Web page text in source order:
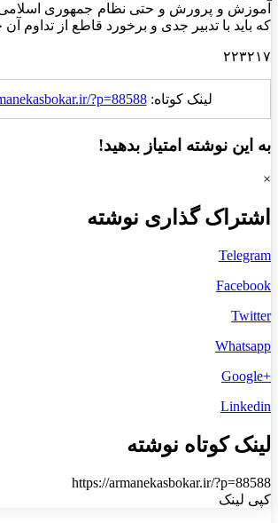
آموزش و پرورش و حتی نظام جمهوری
که باید با تدبیر جدی و برخورد قاطع از تداوم
۲۲۳۲۱۷
لینک کوتاه:?p=88588
به این نوشته امتیاز بدهید!
×
اشتراک گذاری نوشته
Telegram
Facebook
Twitter
Whatsapp
+Google
Linkedin
لینک کوتاه نوشته
https://armanekasbokar.ir/?p=88588
کپی لینک